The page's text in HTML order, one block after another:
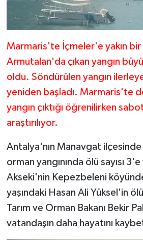
Marmaris'te İçmeler'e yakın
Armutalan'da çıkan yangın
oldu. Söndürülen yangın
yeniden başladı. Marmaris'te
yangın çıktığı öğrenilirken
araştırılıyor.
Antalya'nın Manavgat
orman yangınında ölü sayısı
Akseki'nin Kepezbeleni
yaşındaki Hasan Ali Yüksel'in
Tarım ve Orman Bakanı Bekir
vatandaşın daha hayatını